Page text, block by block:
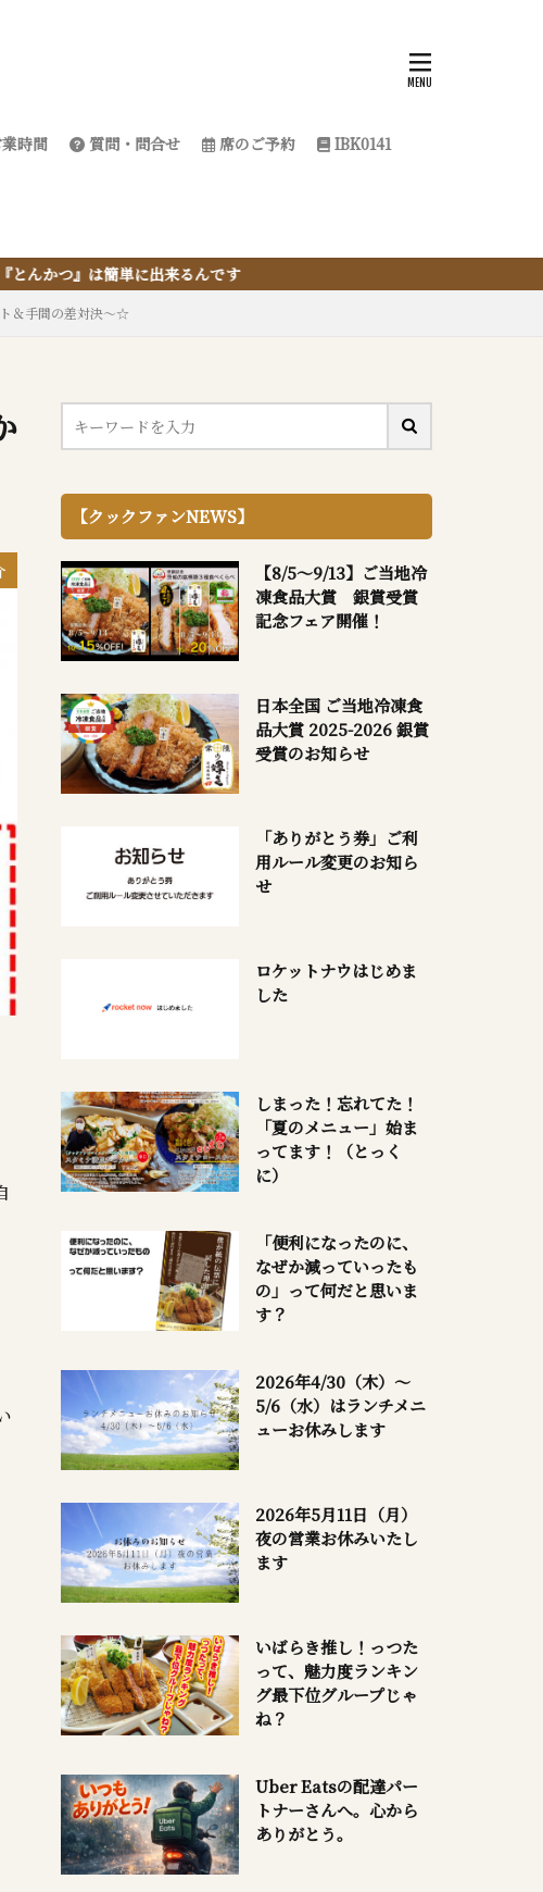
時間 質問・問合せ 席のご予約
IBK0141
に出来るんです
＆手間の差対決～☆
【クックファンNEWS】
【8/5～9/13】ご当地冷
凍食品大賞 銀賞受賞
記念フェア開催！
日本全国 ご当地冷凍食
品大賞 2025-2026 銀賞
受賞のお知らせ
「ありがとう券」ご利
用ルール変更のお知ら
せ
ロケットナウはじめま
した
しまった！忘れてた！
「夏のメニュー」始ま
ってます！（とっく
に）
「便利になったのに、
なぜか減っていったも
の」って何だと思いま
す？
2026年4/30（木）～
5/6（水）はランチメニ
ューお休みします
2026年5月11日（月）
夜の営業お休みいたし
ます
いばらき推し！っつた
って、魅力度ランキン
グ最下位グループじゃ
ね？
Uber Eatsの配達パー
トナーさんへ。心から
ありがとう。